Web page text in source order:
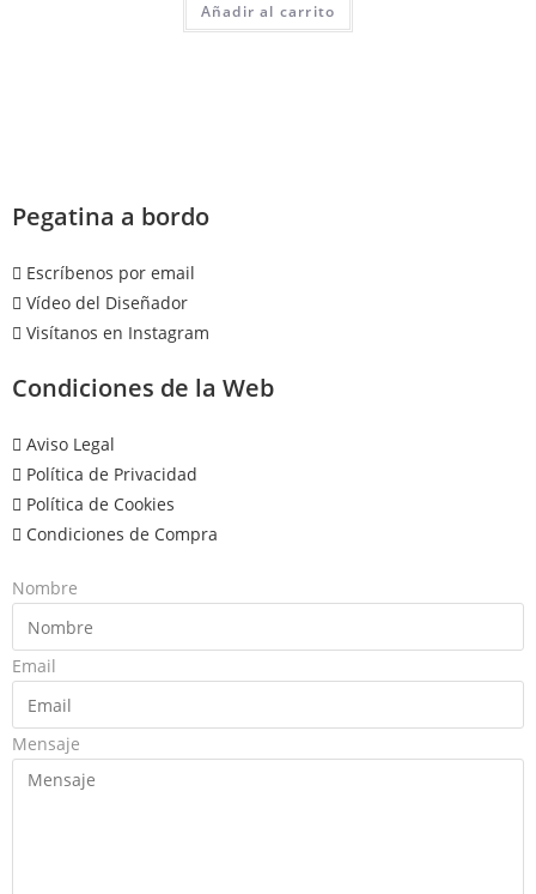
Añadir al carrito
Pegatina a bordo
Escríbenos por email
Vídeo del Diseñador
Visítanos en Instagram
Condiciones de la Web
Aviso Legal
Política de Privacidad
Política de Cookies
Condiciones de Compra
Nombre
Email
Mensaje